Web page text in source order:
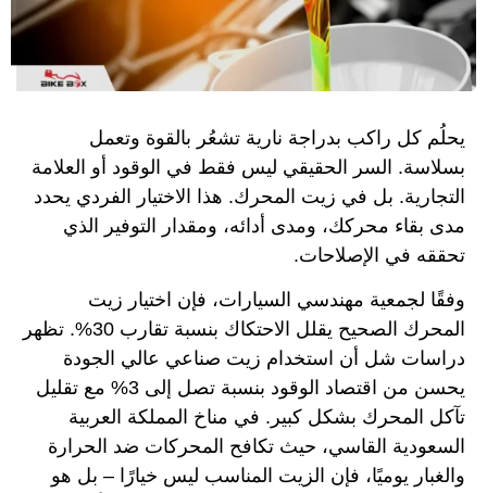
يحلُم كل راكب بدراجة نارية تشعُر بالقوة وتعمل
بسلاسة. السر الحقيقي ليس فقط في الوقود أو العلامة
التجارية. بل في زيت المحرك. هذا الاختيار الفردي يحدد
مدى بقاء محركك، ومدى أدائه، ومقدار التوفير الذي
تحققه في الإصلاحات.
وفقًا لجمعية مهندسي السيارات، فإن اختيار زيت
المحرك الصحيح يقلل الاحتكاك بنسبة تقارب 30%. تظهر
دراسات شل أن استخدام زيت صناعي عالي الجودة
يحسن من اقتصاد الوقود بنسبة تصل إلى 3% مع تقليل
تآكل المحرك بشكل كبير. في مناخ المملكة العربية
السعودية القاسي، حيث تكافح المحركات ضد الحرارة
والغبار يوميًا، فإن الزيت المناسب ليس خيارًا – بل هو